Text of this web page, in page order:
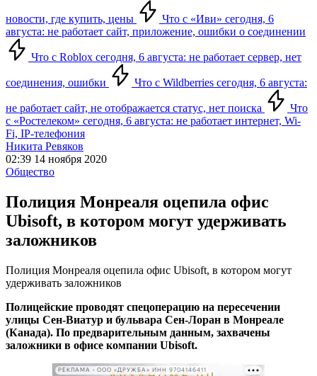
новости, где купить, цены
Что с «Иви» сегодня, 6
августа: не работает сайт, приложение, ошибки о соединении
Что с Roblox сегодня, 6 августа: не работает сервер, нет
соединения, ошибки Что с Wildberries сегодня, 6 августа:
не работает сайт, не отображается статус, нет поиска
Что
с «Ростелеком» сегодня, 6 августа: не работает интернет, Wi-
Fi, IP-телефония
Никита Ревяков
02:39 14 ноября 2020
Общество
Полиция Монреаля оцепила офис
Ubisoft, в котором могут удерживать
заложников
Полиция Монреаля оцепила офис Ubisoft, в котором могут
удерживать заложников
Полицейские проводят спецоперацию на пересечении
улицы Сен-Виатур и бульвара Сен-Лоран в Монреале
(Канада). По предварительным данным, захвачены
заложники в офисе компании Ubisoft.
РЕКЛАМА • ООО «ДРУЖБА» ИНН 9704146411